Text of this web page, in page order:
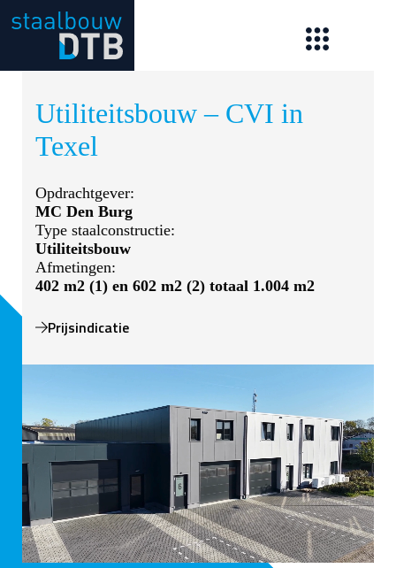
naar
Utiliteitsbouw – CVI in
Texel
Opdrachtgever:
MC Den Burg
Type staalconstructie:
Utiliteitsbouw
Afmetingen:
402 m2 (1) en 602 m2 (2) totaal 1.004 m2
Prijsindicatie